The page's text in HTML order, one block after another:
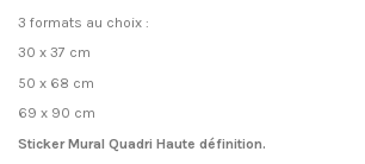
3 formats au choix :
30 x 37 cm
50 x 68 cm
69 x 90 cm
Sticker Mural Quadri Haute définition.